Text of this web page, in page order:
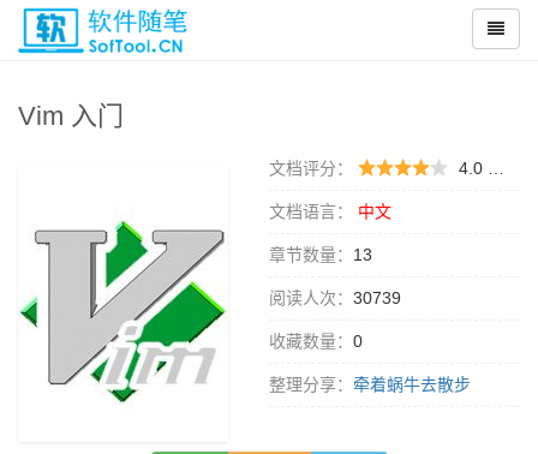
Vim 入门
文档评分： 4.0 （
文档语言： 中文
章节数量： 13
阅读人次： 30739
收藏数量： 0
整理分享： 牵着蜗牛去散步